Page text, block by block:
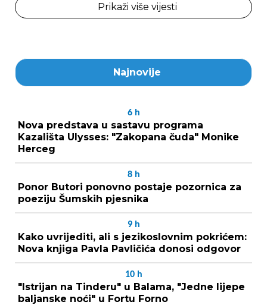
Prikaži više vijesti
Najnovije
6 h
Nova predstava u sastavu programa
Kazališta Ulysses: "Zakopana čuda" Monike
Herceg
8 h
Ponor Butori ponovno postaje pozornica za
poeziju Šumskih pjesnika
9 h
Kako uvrijediti, ali s jezikoslovnim pokrićem:
Nova knjiga Pavla Pavličića donosi odgovor
10 h
"Istrijan na Tinderu" u Balama, "Jedne lijepe
baljanske noći" u Fortu Forno